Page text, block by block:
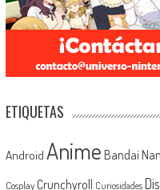
ETIQUETAS
Android Anime Bandai
Cosplay Crunchyroll Curiosidades